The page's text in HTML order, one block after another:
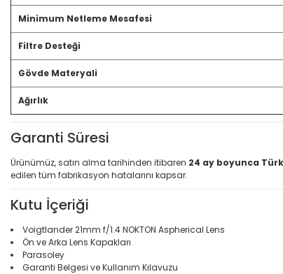
Minimum Netleme Mesafesi
Filtre Desteği
Gövde Materyali
Ağırlık
Garanti Süresi
Ürünümüz, satın alma tarihinden itibaren 24 ay boyunca
edilen tüm fabrikasyon hatalarını kapsar.
Kutu İçeriği
Voigtlander 21mm f/1.4 NOKTON Aspherical Lens
Ön ve Arka Lens Kapakları
Parasoley
Garanti Belgesi ve Kullanım Kılavuzu